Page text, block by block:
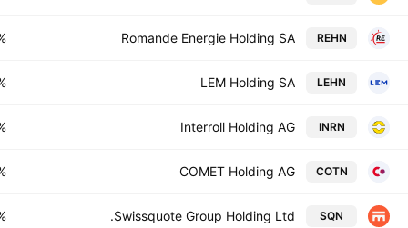
REHN
Romande Energie Holding SA
LEHN
LEM Holding SA
INRN
Interroll Holding AG
COTN
COMET Holding AG
SQN
Swissquote Group Holding Ltd.